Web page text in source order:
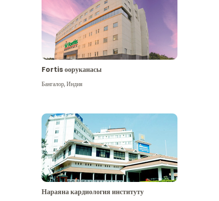
Fortis ооруканасы
Бангалор,Индия
Нараяна кардиология институту